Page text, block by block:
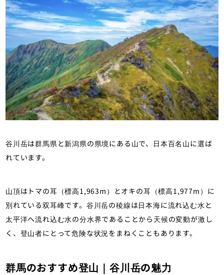
リの記事ページです。
谷川岳は群馬県と新潟県の県境にある山で、日本百名山に選ば
れています。
山頂はトマの耳（標高1,963m）とオキの耳（標高1,977m）に
別れている双耳峰です。谷川岳の稜線は日本海に流れ込む水と
太平洋へ流れ込む水の分水界であることから天候の変動が激し
く、登山者にとって危険な状況をまねくこともあります。
群馬のおすすめ登山｜谷川岳の魅力